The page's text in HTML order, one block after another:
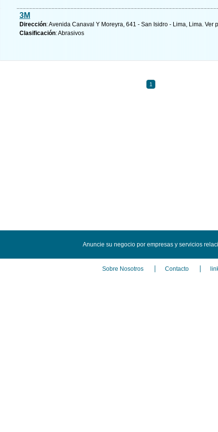
3M
Dirección: Avenida Canaval Y Moreyra, 641 - San Isidro - Lima, Lima. Ver
Clasificación: Abrasivos
1
Anuncie su negocio por empresas y servicios
Sobre Nosotros Contacto